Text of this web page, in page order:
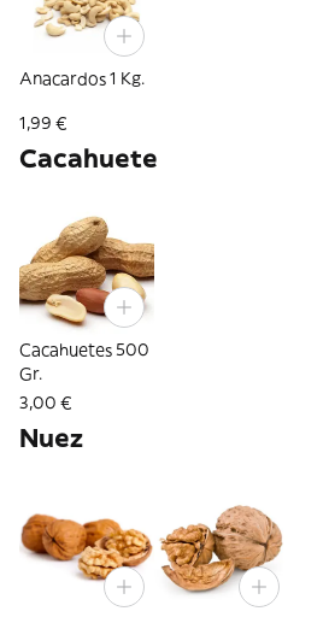
Anacardos 1 Kg.
1,99 €
Cacahuete
Cacahuetes 500
Gr.
3,00 €
Nuez